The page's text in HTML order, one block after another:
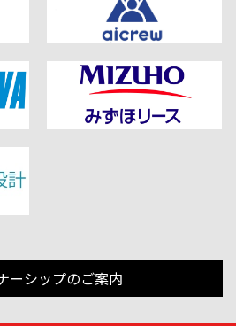
ーシップのご案内